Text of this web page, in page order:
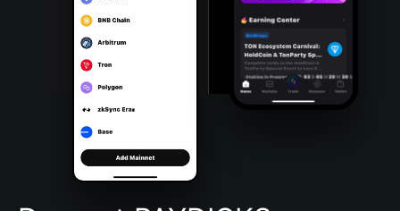
Português (Portugal)
Bahasa Indonesia
Português (Brasil)
Español (Argentina)